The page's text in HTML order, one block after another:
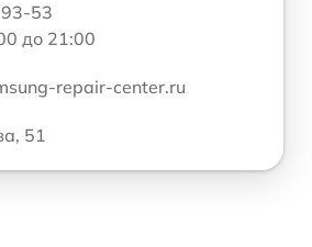
53
до 21:00
repair-center.ru
51